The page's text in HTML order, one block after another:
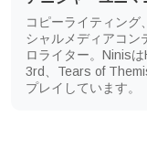
コピーライティング
シャルメディアコン
ロライター。Ninis
3rd、Tears of
プレイしています。